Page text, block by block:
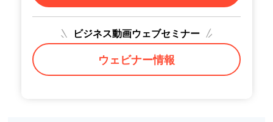
ビジネス動画ウェブセミナー
ウェビナー情報